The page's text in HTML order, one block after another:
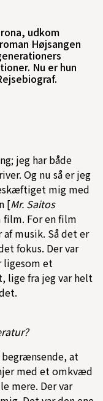
udkom
Højsangen
Nu er hun
jeg har både
Og nu så er jeg
mig med
[Mr. Saitos
For en film
af musik. Så det er
fokus. Der var
ligesom et
lige fra jeg var helt
at
med et omkvæd
mere. Der var